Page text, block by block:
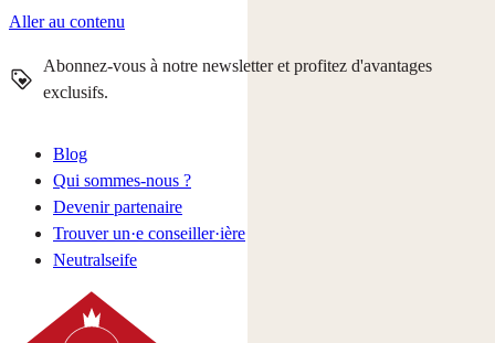
Aller au contenu
Abonnez-vous à notre newsletter et profitez d'avantages
exclusifs.
Blog
Qui sommes-nous ?
Devenir partenaire
Trouver un·e conseiller·ière
Neutralseife